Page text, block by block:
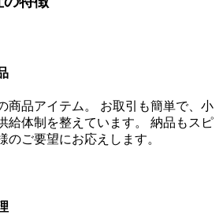
商品アイテム。 お取引も簡単で、小
給体制を整えています。 納品もスピ
のご要望にお応えします。